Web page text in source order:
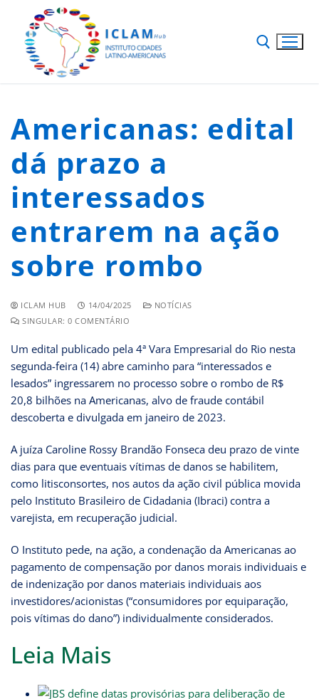
Americanas: edital
dá prazo a
interessados
entrarem na ação
sobre rombo
ICLAM HUB 14/04/2025
NOTÍCIAS
SINGULAR: 0 COMENTÁRIO
Um edital publicado pela 4ª Vara Empresarial do Rio nesta
segunda-feira (14) abre caminho para “interessados e
lesados” ingressarem no processo sobre o rombo de R$
20,8 bilhões na Americanas, alvo de fraude contábil
descoberta e divulgada em janeiro de 2023.
A juíza Caroline Rossy Brandão Fonseca deu prazo de vinte
dias para que eventuais vítimas de danos se habilitem,
como litisconsortes, nos autos da ação civil pública movida
pelo Instituto Brasileiro de Cidadania (Ibraci) contra a
varejista, em recuperação judicial.
O Instituto pede, na ação, a condenação da Americanas ao
pagamento de compensação por danos morais individuais e
de indenização por danos materiais individuais aos
investidores/acionistas (“consumidores por equiparação,
pois vítimas do dano”) individualmente considerados.
Leia Mais